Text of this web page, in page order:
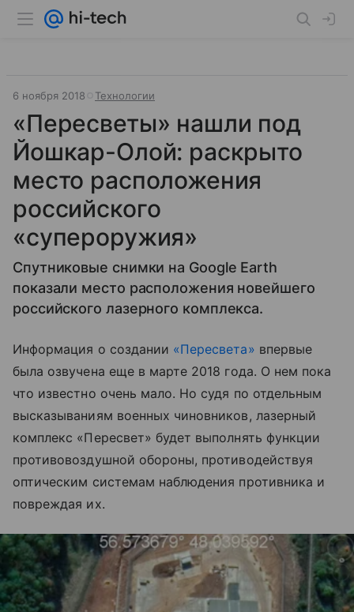
6 ноября 2018 Технологии
«Пересветы» нашли под
Йошкар-Олой: раскрыто
место расположения
российского
«супероружия»
Спутниковые снимки на Google Earth
показали место расположения новейшего
российского лазерного комплекса.
Информация о создании «Пересвета» впервые
была озвучена еще в марте 2018 года. О нем пока
что известно очень мало. Но судя по отдельным
высказываниям военных чиновников, лазерный
комплекс «Пересвет» будет выполнять функции
противовоздушной обороны, противодействуя
оптическим системам наблюдения противника и
повреждая их.